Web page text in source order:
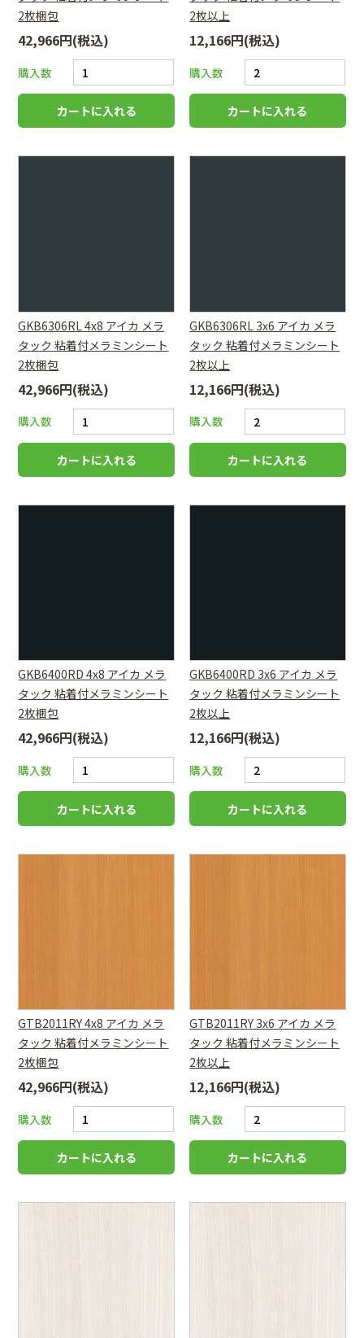
2枚梱包
42,966円(税込)
購入数
2枚以上
12,166円(税込)
購入数
GKB6306RL 4x8 アイカ メラ
タック 粘着付メラミンシート
2枚梱包
42,966円(税込)
購入数
GKB6306RL 3x6 アイカ メラ
タック 粘着付メラミンシート
2枚以上
12,166円(税込)
購入数
GKB6400RD 4x8 アイカ メラ
タック 粘着付メラミンシート
2枚梱包
42,966円(税込)
購入数
GKB6400RD 3x6 アイカ メラ
タック 粘着付メラミンシート
2枚以上
12,166円(税込)
購入数
GTB2011RY 4x8 アイカ メラ
タック 粘着付メラミンシート
2枚梱包
42,966円(税込)
購入数
GTB2011RY 3x6 アイカ メラ
タック 粘着付メラミンシート
2枚以上
12,166円(税込)
購入数